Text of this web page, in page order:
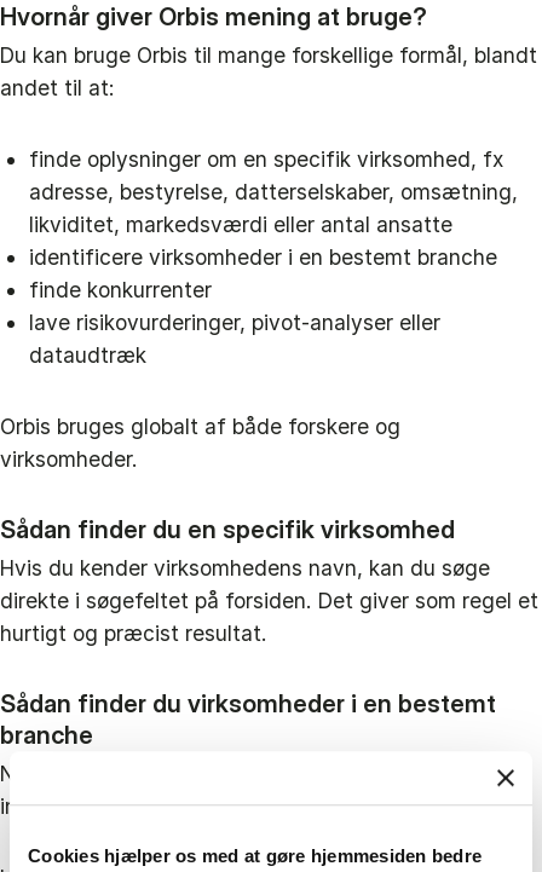
Cookies hjælper os med at gøre hjemmesiden bedre
Hvornår giver Orbis mening at bruge?
Du kan bruge Orbis til mange forskellige formål, blandt
andet til at:
finde oplysninger om en specifik virksomhed, fx
adresse, bestyrelse, datterselskaber, omsætning,
likviditet, markedsværdi eller antal ansatte
identificere virksomheder i en bestemt branche
finde konkurrenter
lave risikovurderinger, pivot-analyser eller
dataudtræk
Orbis bruges globalt af både forskere og
virksomheder.
Sådan finder du en specifik virksomhed
Hvis du kender virksomhedens navn, kan du søge
direkte i søgefeltet på forsiden. Det giver som regel et
hurtigt og præcist resultat.
Sådan finder du virksomheder i en bestemt
branche
Når du vil finde virksomheder inden for en specifik
industri, skal du bruge funktionen Industry.